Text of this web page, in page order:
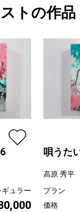
ト
以内
がありません。
トの作品
ギュラー
唄うた
高原 秀平
プラン
価格